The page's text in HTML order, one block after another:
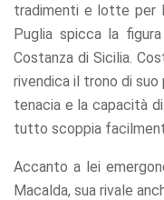
tradimenti e lotte per
Puglia spicca la
Costanza di Sicilia.
rivendica il trono di
tenacia e la capacità
tutto scoppia
Accanto a lei
Macalda, sua rivale
Experience
In order for
our website
to perform
as well as
during your
refuse these
cookies,